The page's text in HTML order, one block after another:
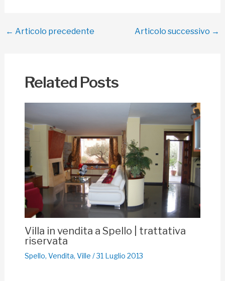
Navigazione
← Articolo precedente Articolo successivo →
Related Posts
Villa in vendita a Spello | trattativa
riservata
Spello, Vendita, Ville /31 Luglio 2013